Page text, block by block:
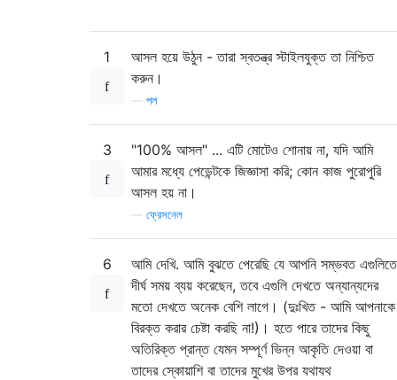
1
আসল হয়ে উঠুন - তারা স্বতন্ত্র স্টাইলযুক্ত তা নিশ্চিত
করুন।
পল
3
"100% আসল" ... এটি মোটেও শোনায় না, যদি আমি
আমার মধ্যে পেডেন্টকে জিজ্ঞাসা করি; কোন কাজ পুরোপুরি
আসল হয় না।
ফ্রেসনেল
6
আমি দেখি. আমি বুঝতে পেরেছি যে আপনি সম্ভবত এগুলিতে
দীর্ঘ সময় ব্যয় করেছেন, তবে এগুলি দেখতে অন্যান্যদের
মতো দেখতে অনেক বেশি লাগে। (দুঃখিত - আমি আপনাকে
বিরক্ত করার চেষ্টা করছি না!)। হতে পারে তাদের কিছু
অতিরিক্ত প্রান্ত যেমন সম্পূর্ণ ভিন্ন আকৃতি দেওয়া বা
তাদের স্কোয়াশি বা তাদের মুখের উপর যথাযথ